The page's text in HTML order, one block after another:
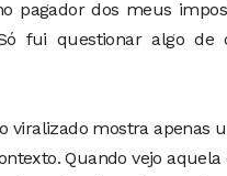
pagador dos meus
fui questionar algo de
viralizado mostra
Quando vejo